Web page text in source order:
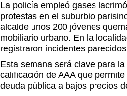
La policía empleó gases
protestas en el suburbio
alcalde unos 200 jóvenes
mobiliario urbano. En la
registraron incidentes
Esta semana será clave para
calificación de AAA que
deuda pública a bajos precios